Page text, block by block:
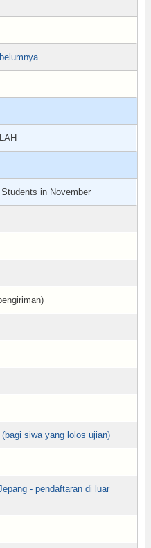
in November
siwa yang lolos ujian)
- pendaftaran di luar